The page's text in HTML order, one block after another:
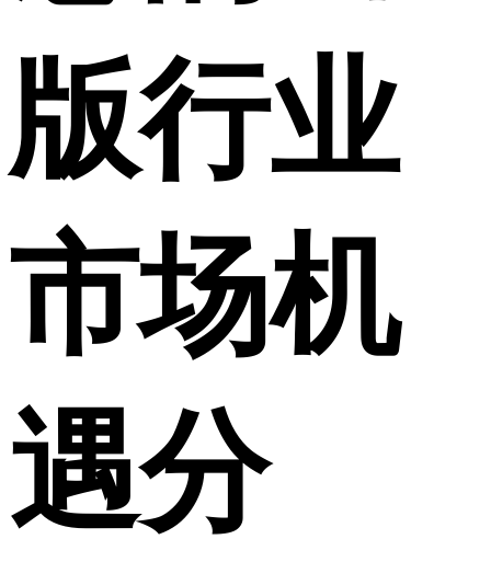
版行业
市场机
遇分